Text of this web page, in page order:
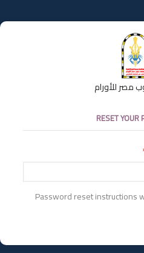
مصر للأورام
RESET
Password reset instructions